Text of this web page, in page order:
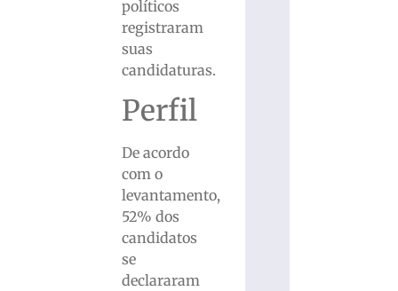
políticos
registraram
suas
candidaturas.
Perfil
De acordo
com o
levantamento,
52% dos
candidatos
se
declararam